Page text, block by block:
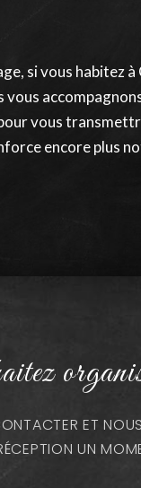
si vous habitez
vous
encore plus
ET
UN